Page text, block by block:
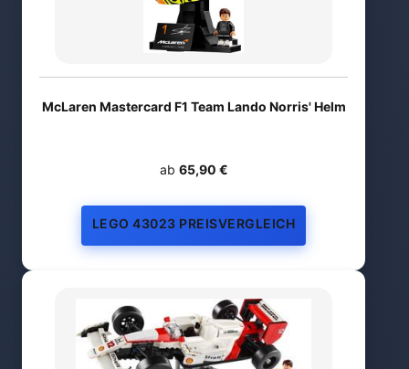
McLaren Mastercard F1 Team Lando Norris' Helm
ab 65,90 €
LEGO 43023 PREISVERGLEICH